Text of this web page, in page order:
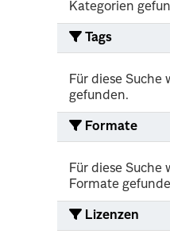
Kategorien
Tags
Für diese Suche
gefunden.
Formate
Für diese Suche
Formate
Lizenzen